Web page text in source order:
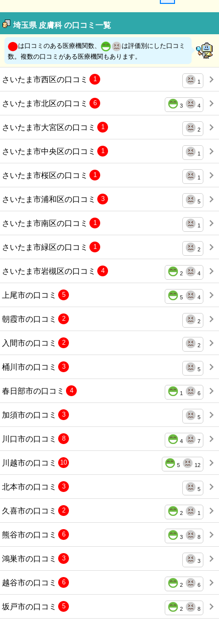
埼玉県 皮膚科 の口コミ一覧
は口コミのある医療機関数、
は評価別にした口コミ
数。複数の口コミがある医療機関もあります。
さいたま市西区の口コミ 1
1
さいたま市北区の口コミ 3 4
6
さいたま市大宮区の口コミ 2
1
さいたま市中央区の口コミ 1
1
さいたま市桜区の口コミ 1
1
さいたま市浦和区の口コミ 5
3
さいたま市南区の口コミ 1
1
さいたま市緑区の口コミ 2
1
さいたま市岩槻区の口コミ 2 4
4
上尾市の口コミ 5 4
5
朝霞市の口コミ 2
2
入間市の口コミ 2
2
桶川市の口コミ 5
3
春日部市の口コミ 1 6
4
加須市の口コミ 5
3
川口市の口コミ 4 7
8
川越市の口コミ 5 12
10
北本市の口コミ 5
3
久喜市の口コミ 2 1
2
熊谷市の口コミ 3 8
6
鴻巣市の口コミ 3
3
越谷市の口コミ 2 6
6
坂戸市の口コミ 2 8
5